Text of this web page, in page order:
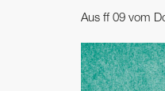
Aus ff 09 vom